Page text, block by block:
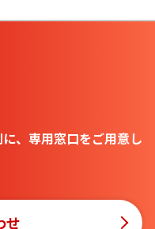
、専用窓口をご用意し
せ